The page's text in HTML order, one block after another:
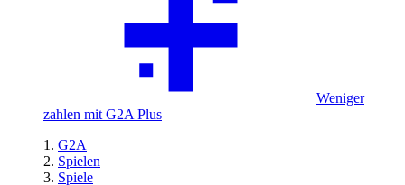
Weniger
zahlen mit G2A Plus
G2A
Spielen
Spiele